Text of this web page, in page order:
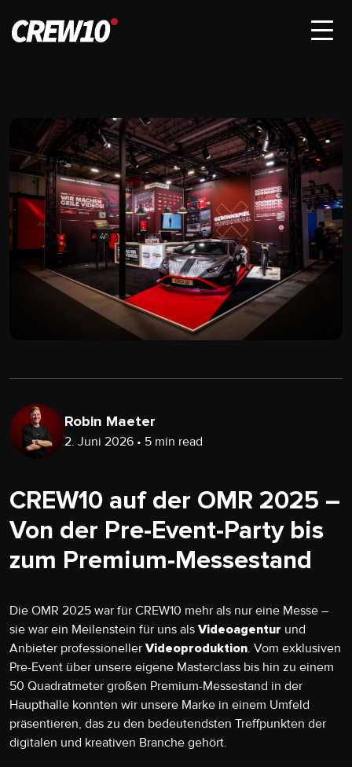
Robin Maeter
2. Juni 2026 • 5 min read
CREW10 auf der OMR 2025 –
Von der Pre-Event-Party bis
zum Premium-Messestand
Die OMR 2025 war für CREW10 mehr als nur eine Messe –
sie war ein Meilenstein für uns als Videoagentur und
Anbieter professioneller Videoproduktion. Vom exklusiven
Pre-Event über unsere eigene Masterclass bis hin zu einem
50 Quadratmeter großen Premium-Messestand in der
Haupthalle konnten wir unsere Marke in einem Umfeld
präsentieren, das zu den bedeutendsten Treffpunkten der
digitalen und kreativen Branche gehört.